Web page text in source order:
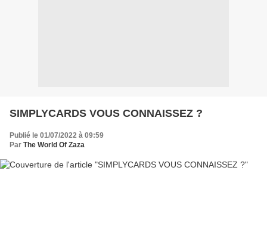
SIMPLYCARDS VOUS CONNAISSEZ ?
Publié le 01/07/2022 à 09:59
Par The World Of Zaza